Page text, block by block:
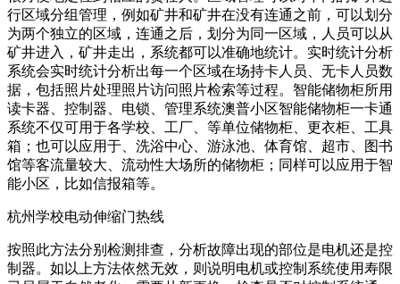
行区域分组管理，例如矿井和矿井在没有连通之前，可以划分
为两个独立的区域，连通之后，划分为同一区域，人员可以从
矿井进入，矿井走出，系统都可以准确地统计。实时统计分析
系统会实时统计分析出每一个区域在场持卡人员、无卡人员数
据，包括照片处理照片访问照片检索等过程。智能储物柜所用
读卡器、控制器、电锁、管理系统澳普小区智能储物柜一卡通
系统不仅可用于各学校、工厂、等单位储物柜、更衣柜、工具
箱；也可以应用于、洗浴中心、游泳池、体育馆、超市、图书
馆等客流量较大、流动性大场所的储物柜；同样可以应用于智
能小区，比如信报箱等。
杭州学校电动伸缩门热线
按照此方法分别检测排查，分析故障出现的部位是电机还是控
制器。如以上方法依然无效，则说明电机或控制系统使用寿限